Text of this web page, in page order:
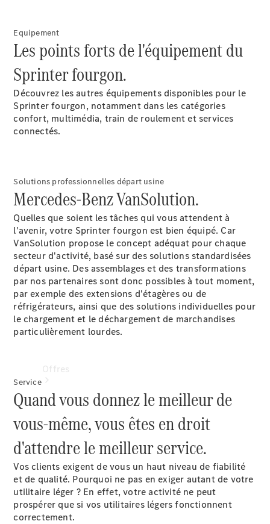
eVito
Tourer
Configurateur
Benz Store
Voitures
Configurateur
Mercedes-Benz
Store
Véhicules
neufs
disponibles
Véhicules
d'occasion
Equipement
Les points forts de l'équipement du
Sprinter fourgon.
Découvrez les autres équipements disponibles pour le
Sprinter fourgon, notamment dans les catégories
confort, multimédia, train de roulement et services
connectés.
Solutions professionnelles départ usine
Mercedes-Benz VanSolution.
Quelles que soient les tâches qui vous attendent à
l'avenir, votre Sprinter fourgon est bien équipé. Car
VanSolution propose le concept adéquat pour chaque
secteur d'activité, basé sur des solutions standardisées
départ usine. Des assemblages et des transformations
par nos partenaires sont donc possibles à tout moment,
par exemple des extensions d'étagères ou de
réfrigérateurs, ainsi que des solutions individuelles pour
le chargement et le déchargement de marchandises
particulièrement lourdes.
Service
Quand vous donnez le meilleur de
vous-même, vous êtes en droit
d'attendre le meilleur service.
Vos clients exigent de vous un haut niveau de fiabilité
et de qualité. Pourquoi ne pas en exiger autant de votre
utilitaire léger ? En effet, votre activité ne peut
prospérer que si vos utilitaires légers fonctionnent
correctement.